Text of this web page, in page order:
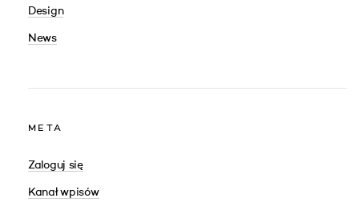
Design
News
META
Zaloguj się
Kanał wpisów